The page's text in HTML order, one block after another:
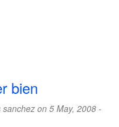
bien
sanchez on 5 May, 2008 -